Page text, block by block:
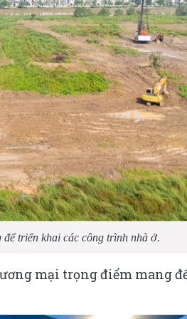
triển khai các công trình nhà ở.
mại trọng điểm mang